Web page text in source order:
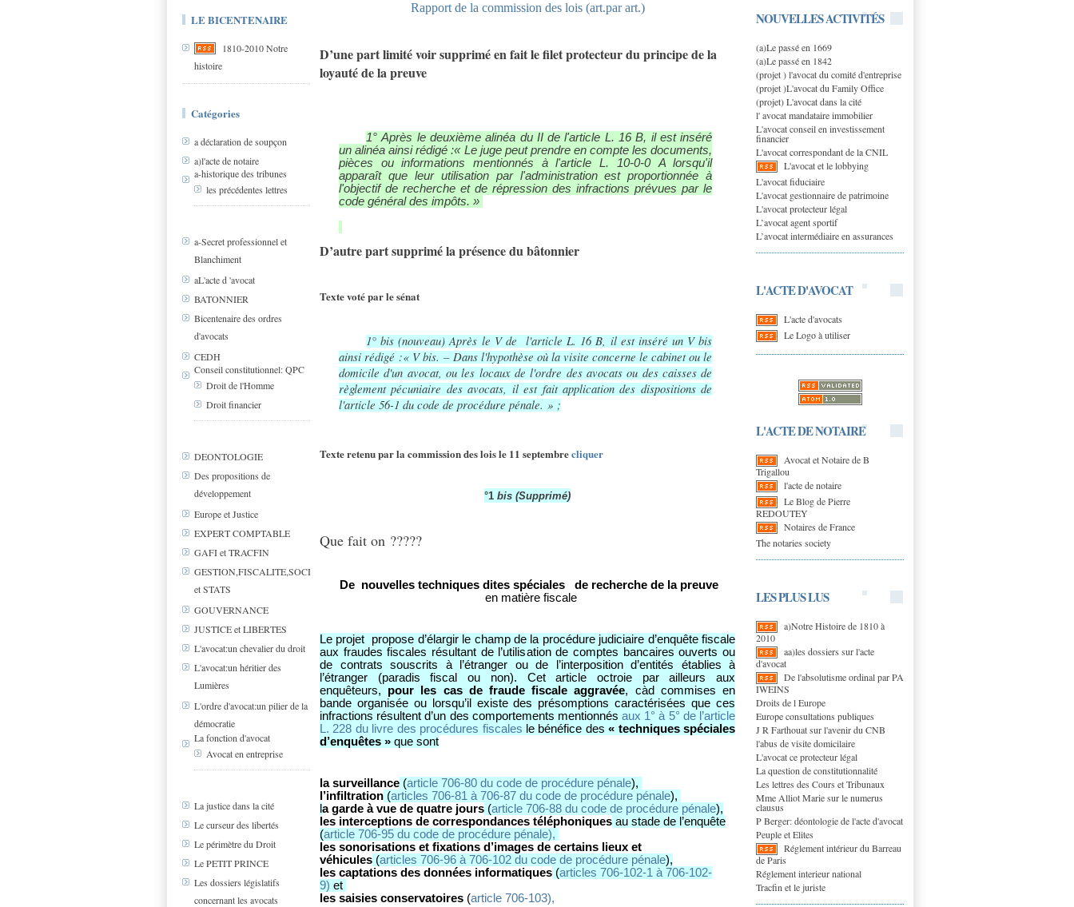
LE BICENTENAIRE
1810-2010 Notre
histoire
Catégories
a déclaration de soupçon
a)l'acte de notaire
a-historique des tribunes
les précédentes lettres
a-Secret professionnel et
Blanchiment
aL'acte d 'avocat
BATONNIER
Bicentenaire des ordres
d'avocats
CEDH
Conseil constitutionnel: QPC
Droit de l'Homme
Droit financier
DEONTOLOGIE
Des propositions de
développement
Europe et Justice
EXPERT COMPTABLE
GAFI et TRACFIN
GESTION,FISCALITE,SOCIAL
et STATS
GOUVERNANCE
JUSTICE et LIBERTES
L'avocat:un chevalier du droit
L'avocat:un héritier des
Lumières
L'ordre d'avocat:un pilier de la
démocratie
La fonction d'avocat
Avocat en entreprise
La justice dans la cité
Le curseur des libertés
Le périmètre du Droit
Le PETIT PRINCE
Les dossiers législatifs
concernant les avocats
NOUVELLES ACTIVITÉS
(a)Le passé en 1669
(a)Le passé en 1842
(projet ) l'avocat du comité d'entreprise
(projet )L'avocat du Family Office
(projet) L'avocat dans la cité
l' avocat mandataire immobilier
L'avocat conseil en investissement
financier
L'avocat correspondant de la CNIL
L'avocat et le lobbying
L'avocat fiduciaire
L'avocat gestionnaire de patrimoine
L'avocat protecteur légal
L’avocat agent sportif
L’avocat intermédiaire en assurances
L'ACTE D'AVOCAT
L'acte d'avocats
Le Logo à utiliser
L'ACTE DE NOTAIRE
Avocat et Notaire de B
Trigallou
l'acte de notaire
Le Blog de Pierre
REDOUTEY
Notaires de France
The notaries society
LES PLUS LUS
a)Notre Histoire de 1810 à
2010
aa)les dossiers sur l'acte
d'avocat
De l'absolutisme ordinal par PA
IWEINS
Droits de l Europe
Europe consultations publiques
J R Farthouat sur l'avenir du CNB
l'abus de visite domicilaire
L'avocat ce protecteur légal
La question de constitutionnalité
Les lettres des Cours et Tribunaux
Mme Alliot Marie sur le numerus
clausus
P Berger: déontologie de l'acte d'avocat
Peuple et Elites
Réglement intérieur du Barreau
de Paris
Réglement interieur national
Tracfin et le juriste
Rapport de la commission des lois (art.par art.)
D’une part limité voir supprimé en fait le filet protecteur du principe de la
loyauté de la preuve
1° Après le deuxième alinéa du II de l'article L. 16 B, il est inséré
un alinéa ainsi rédigé :« Le juge peut prendre en compte les documents,
pièces ou informations mentionnés à l'article L. 10-0-0 A lorsqu'il
apparaît que leur utilisation par l'administration est proportionnée à
l'objectif de recherche et de répression des infractions prévues par le
code général des impôts. »
D’autre part supprimé la présence du bâtonnier
Texte voté par le sénat
1° bis (nouveau) Après le V de l'article L. 16 B, il est inséré un V bis
ainsi rédigé :« V bis. – Dans l'hypothèse où la visite concerne le cabinet ou le
domicile d'un avocat, ou les locaux de l'ordre des avocats ou des caisses de
règlement pécuniaire des avocats, il est fait application des dispositions de
l'article 56-1 du code de procédure pénale. » ;
Texte retenu par la commission des lois le 11 septembrecliquer
°1 bis (Supprimé)
Que fait on ?????
De nouvelles techniques dites spéciales de recherche de la preuve
en matière fiscale
Le projet propose d’élargir le champ de la procédure judiciaire d’enquête fiscale
aux fraudes fiscales résultant de l’utilisation de comptes bancaires ouverts ou
de contrats souscrits à l’étranger ou de l’interposition d’entités établies à
l’étranger (paradis fiscal ou non). Cet article octroie par ailleurs aux
enquêteurs, pour les cas de fraude fiscale aggravée, càd commises en
bande organisée ou lorsqu’il existe des présomptions caractérisées que ces
infractions résultent d’un des comportements mentionnés aux 1° à 5° de l’article
L. 228 du livre des procédures fiscales le bénéfice des« techniques spéciales
d’enquêtes » que sont
la surveillance (article 706-80 du code de procédure pénale),
l’infiltration (articles 706-81 à 706-87 du code de procédure pénale),
a garde à vue de quatre jours (article 706-88 du code de procédure pénale),
les interceptions de correspondances téléphoniques au stade de l’enquête
(article 706-95 du code de procédure pénale),
les sonorisations et fixations d’images de certains lieux et
véhicules (articles 706-96 à 706-102 du code de procédure pénale),
les captations des données informatiques (articles 706-102-1 à 706-102-
9) et
les saisies conservatoires (article 706-103),